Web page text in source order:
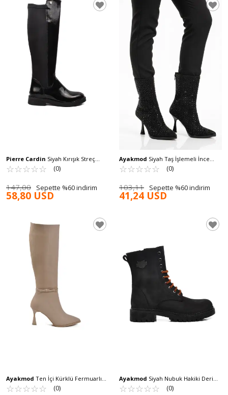
Pierre Cardin Siyah Kırışık Streç
Esnek Konçlu Kadın Çizme PC-52066 Z
☆☆☆☆☆
★★★★★ (0)
147,00 Sepette %60 indirim
58,80 USD
Ayakmod Siyah Taş İşlemeli İnce
Topuklu İçi Kürklü Kadın Çizme
671131 Z
☆☆☆☆☆
★★★★★ (0)
103,11 Sepette %60 indirim
41,24 USD
Ayakmod Ten İçi Kürklü Fermuarlı
Kadın İnce Topuklu Çizme 9652013 Z
☆☆☆☆☆
★★★★★ (0)
Ayakmod Siyah Nubuk Hakiki Deri
Kadın Bot 90006-9
☆☆☆☆☆
★★★★★ (0)